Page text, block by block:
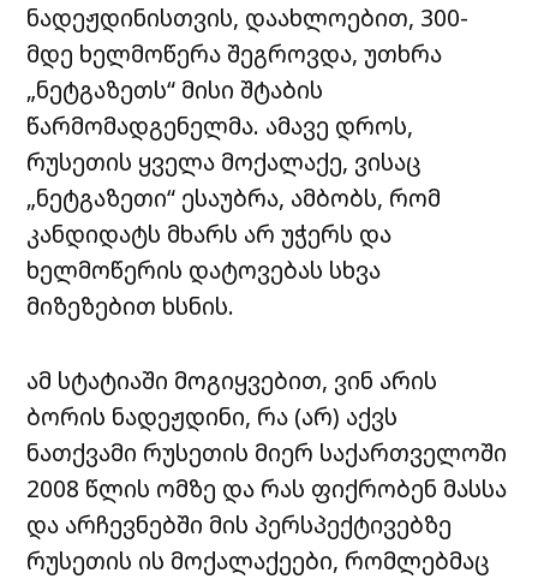
ნადეჟდინისთვის, დაახლოებით, 300-
მდე ხელმოწერა შეგროვდა, უთხრა
„ნეტგაზეთს“ მისი შტაბის
წარმომადგენელმა. ამავე დროს,
რუსეთის ყველა მოქალაქე, ვისაც
„ნეტგაზეთი“ ესაუბრა, ამბობს, რომ
კანდიდატს მხარს არ უჭერს და
ხელმოწერის დატოვებას სხვა
მიზეზებით ხსნის.
ამ სტატიაში მოგიყვებით, ვინ არის
ბორის ნადეჟდინი, რა (არ) აქვს
ნათქვამი რუსეთის მიერ საქართველოში
2008 წლის ომზე და რას ფიქრობენ მასსა
და არჩევნებში მის პერსპექტივებზე
რუსეთის ის მოქალაქეები, რომლებმაც